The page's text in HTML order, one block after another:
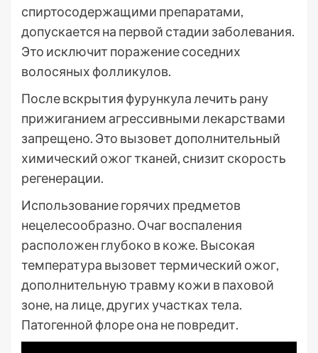
спиртосодержащими препаратами,
допускается на первой стадии заболевания.
Это исключит поражение соседних
волосяных фолликулов.
После вскрытия фурункула лечить рану
прижиганием агрессивными лекарствами
запрещено. Это вызовет дополнительный
химический ожог тканей, снизит скорость
регенерации.
Использование горячих предметов
нецелесообразно. Очаг воспаления
расположен глубоко в коже. Высокая
температура вызовет термический ожог,
дополнительную травму кожи в паховой
зоне, на лице, других участках тела.
Патогенной флоре она не повредит.